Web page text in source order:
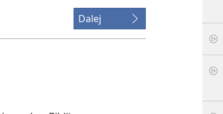
Dalej